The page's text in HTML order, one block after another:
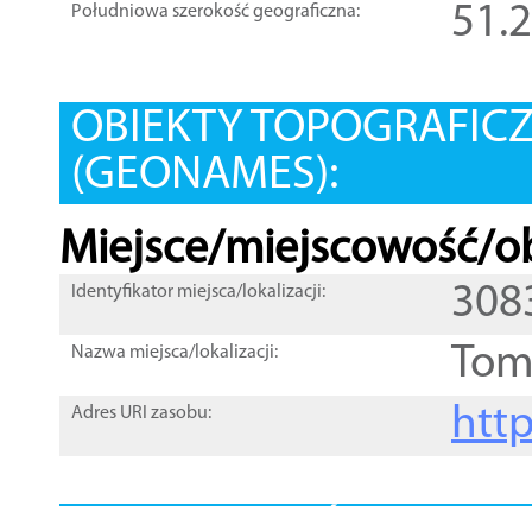
Południowa szerokość geograficzna:
OBIEKTY
(GEONAMES):
Miejsce/miejscowość/
Identyfikator miejsca/lokalizacji:
Nazwa miejsca/lokalizacji:
Adres URI zasobu: